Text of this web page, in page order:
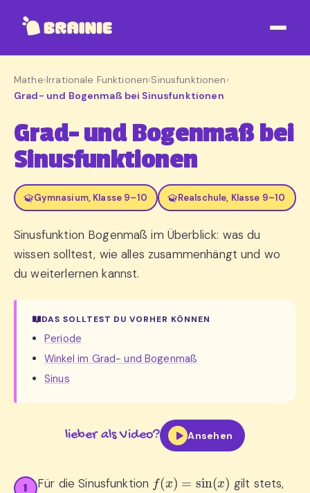
Mathe›Irrationale Funktionen›Sinusfunktionen›
Grad- und Bogenmaß bei Sinusfunktionen
Grad- und Bogenmaß bei
Sinusfunktionen
Gymnasium, Klasse 9–10 Realschule, Klasse 9–10
Sinusfunktion Bogenmaß im Überblick: was du
wissen solltest, wie alles zusammenhängt und wo
du weiterlernen kannst.
DAS SOLLTEST DU VORHER KÖNNEN
Periode
Winkel im Grad- und Bogenmaß
Sinus
lieber als Video? Ansehen
1 Für die Sinusfunktion f(x = (x
gilt stets,